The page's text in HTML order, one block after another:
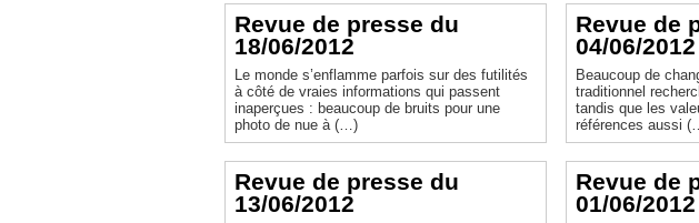
Revue de presse du
18/06/2012
Le monde s’enflamme parfois sur des futilités
à côté de vraies informations qui passent
inaperçues : beaucoup de bruits pour une
photo de nue à (…)
Revue de presse du
13/06/2012
Revue de
04/06/2012
Beaucoup de
traditionnel
tandis que les valeurs refuge restent des
références aussi
Revue de
01/06/2012